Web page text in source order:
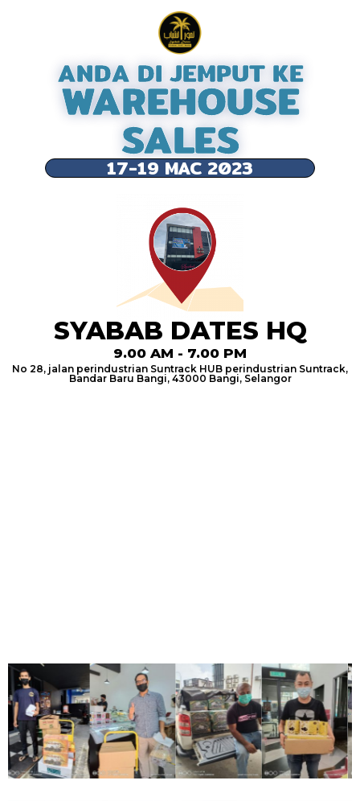
ANDA DI JEMPUT KE
WAREHOUSE
SALES
17-19 MAC 2023
SYABAB DATES HQ
9.00 AM - 7.00 PM
No 28, jalan perindustrian Suntrack HUB perindustrian Suntrack,
Bandar Baru Bangi, 43000 Bangi, Selangor